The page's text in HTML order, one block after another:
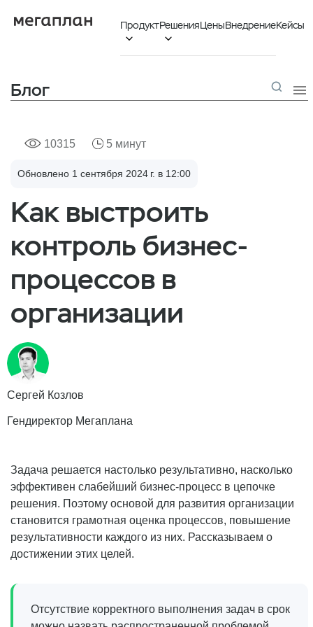
Продукт

Решения

ЦеныВнедрениеКейсы
Блог 
10315 5 минут
Обновлено 1 сентября 2024 г. в 12:00
Как выстроить
контроль бизнес-
процессов в
организации
Задача решается настолько результативно, насколько
эффективен слабейший бизнес-процесс в цепочке
решения. Поэтому основой для развития организации
становится грамотная оценка процессов, повышение
результативности каждого из них. Рассказываем о
достижении этих целей.
Отсутствие корректного выполнения задач в срок
Сергей Козлов
Гендиректор Мегаплана